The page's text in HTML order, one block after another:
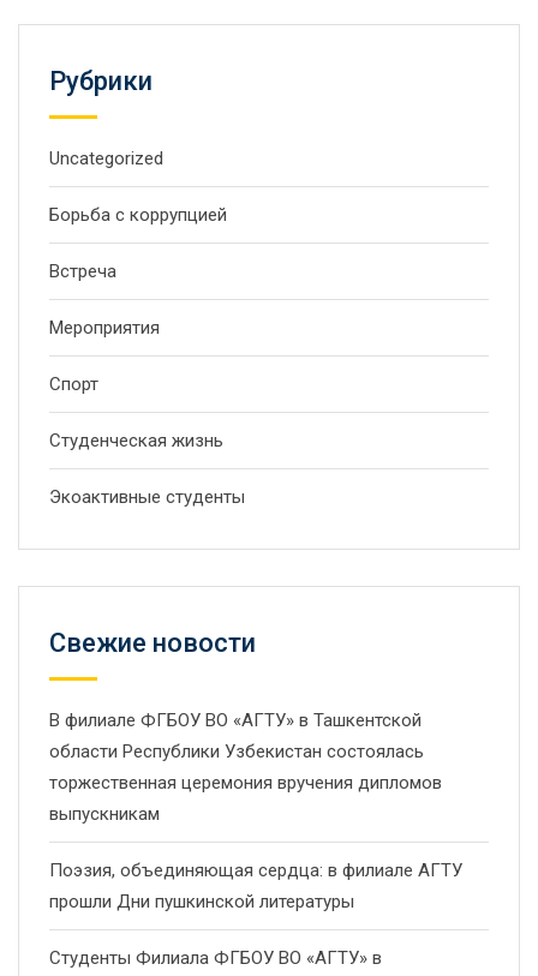
Рубрики
Uncategorized
Борьба с коррупцией
Встреча
Мероприятия
Спорт
Студенческая жизнь
Экоактивные студенты
Свежие новости
В филиале ФГБОУ ВО «АГТУ» в Ташкентской
области Республики Узбекистан состоялась
торжественная церемония вручения дипломов
выпускникам
Поэзия, объединяющая сердца: в филиале АГТУ
прошли Дни пушкинской литературы
Студенты Филиала ФГБОУ ВО «АГТУ» в